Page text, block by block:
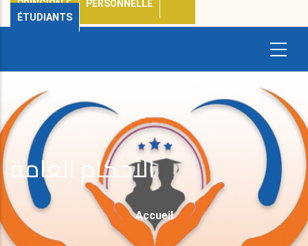
PRINCIPALE
PERSONNELLE
ÉTUDIANTS
الأحكام العامة
Fil
D'Ariane
Accueil